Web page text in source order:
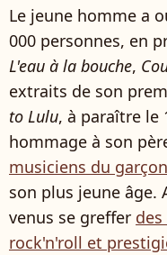
Le jeune homme a
000 personnes, en
L'eau à la bouche,
extraits de son
to Lulu, à paraître le
hommage à son
musiciens du garçon
son plus jeune
venus se greffer
rock'n'roll et